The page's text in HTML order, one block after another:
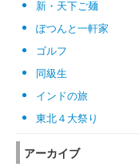
新・天下ご麺
ぽつんと一軒家
ゴルフ
同級生
インドの旅
東北４大祭り
アーカイブ